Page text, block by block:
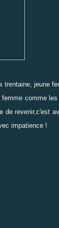
trentaine, jeune
femme comme
de revenir,c'est
impatience !